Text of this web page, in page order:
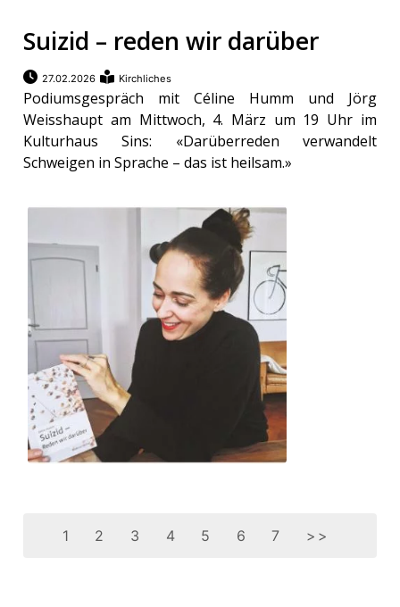
Suizid – reden wir darüber
27.02.2026 Kirchliches
Podiumsgespräch mit Céline Humm und Jörg
Weisshaupt am Mittwoch, 4. März um 19 Uhr im
Kulturhaus Sins: «Darüberreden verwandelt
Schweigen in Sprache – das ist heilsam.»
1 2 3 4 5 6 7 >>